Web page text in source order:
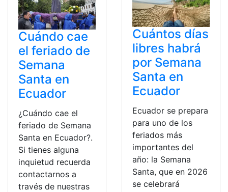
Cuándo cae
el feriado de
Semana
Santa en
Ecuador
¿Cuándo cae el
feriado de Semana
Santa en Ecuador?.
Si tienes alguna
inquietud recuerda
contactarnos a
través de nuestras
Cuántos días
libres habrá
por Semana
Santa en
Ecuador
Ecuador se prepara
para uno de los
feriados más
importantes del
año: la Semana
Santa, que en 2026
se celebrará